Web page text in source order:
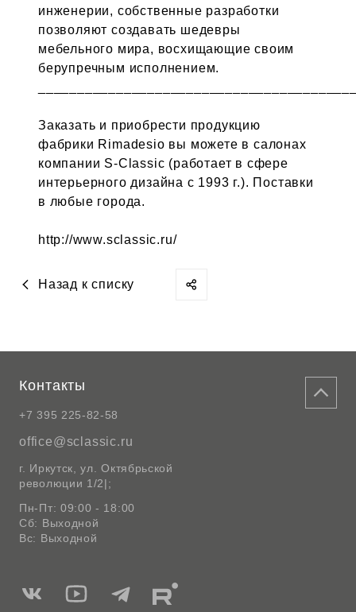
инженерии, собственные разработки
позволяют создавать шедевры
мебельного мира, восхищающие своим
беpупречным исполнением.
Заказать и приобрести продукцию
фабрики Rimadesio вы можете в салонах
компании S-Classic (работает в сфере
интерьерного дизайна с 1993 г.). Поставки
в любые города.
http://www.sclassic.ru/
Назад к списку
Контакты
+7 395 225-82-58
office@sclassic.ru
г. Иркутск, ул. Октябрьской
революции 1/2|;
Пн-Пт: 09:00 - 18:00
Сб: Выходной
Вс: Выходной
Мы Мы Мы Мы